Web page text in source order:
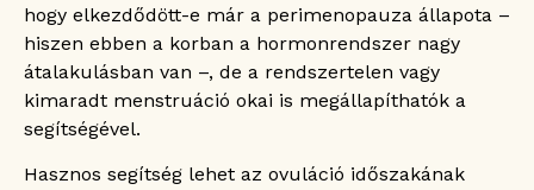
hogy elkezdődött-e már a perimenopauza állapota –
hiszen ebben a korban a hormonrendszer nagy
átalakulásban van –, de a rendszertelen vagy
kimaradt menstruáció okai is megállapíthatók a
segítségével.
Hasznos segítség lehet az ovuláció időszakának